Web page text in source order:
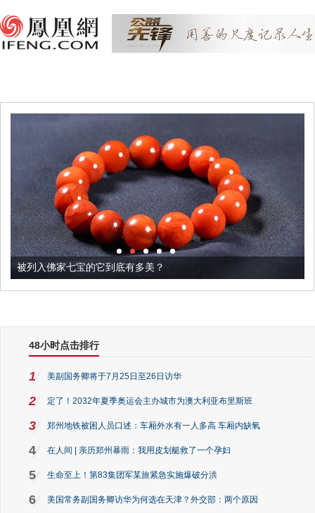
被列入佛家七宝的它到底有多美？
48小时点击排行
1 美副国务卿将于7月25日至26日访华
2 定了！2032年夏季奥运会主办城市为澳大利亚布里斯班
3 郑州地铁被困人员口述：车厢外水有一人多高 车厢内缺氧
4 在人间 | 亲历郑州暴雨：我用皮划艇救了一个孕妇
5 生命至上！第83集团军某旅紧急实施爆破分洪
6 美国常务副国务卿访华为何选在天津？外交部：两个原因